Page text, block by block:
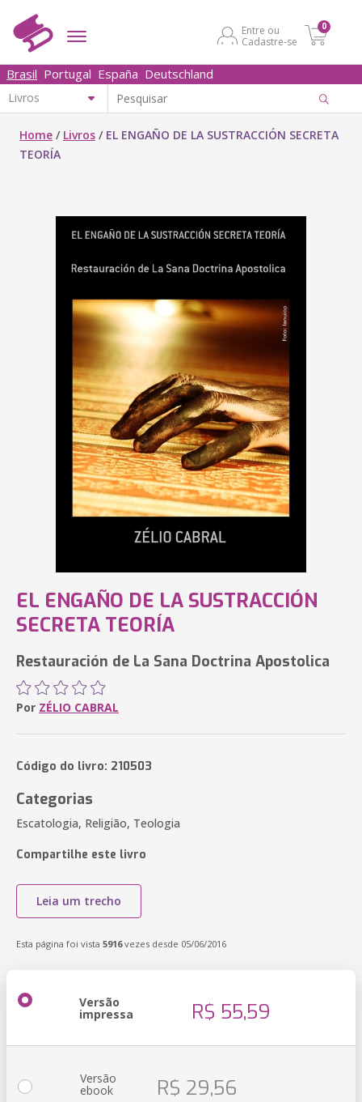
Entre ou
Cadastre-se
0
Brasil Portugal España Deutschland
Home / Livros / EL ENGAÑO DE LA SUSTRACCIÓN SECRETA
TEORÍA
EL ENGAÑO DE LA SUSTRACCIÓN
SECRETA TEORÍA
Restauración de La Sana Doctrina Apostolica
Por ZÉLIO CABRAL
Código do livro: 210503
Categorias
Escatologia, Religião, Teologia
Compartilhe este livro
Leia um trecho
Esta página foi vista 5916vezes desde 05/06/2016
Versão
impressa R$ 55,59
Versão
ebook R$ 29,56